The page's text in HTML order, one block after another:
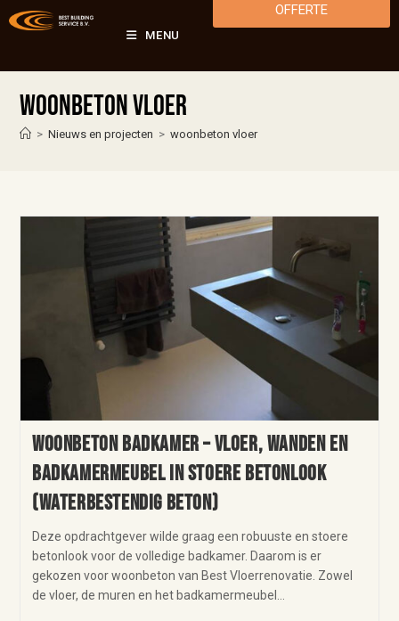
MENU
OFFERTE
woonbeton vloer
> Nieuws en projecten > woonbeton vloer
Woonbeton badkamer – vloer, wanden en
badkamermeubel in stoere betonlook
(waterbestendig beton)
Deze opdrachtgever wilde graag een robuuste en stoere
betonlook voor de volledige badkamer. Daarom is er
gekozen voor woonbeton van Best Vloerrenovatie. Zowel
de vloer, de muren en het badkamermeubel…